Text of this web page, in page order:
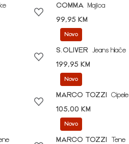
COMMA
Majica
99,95 KM
Novo
S.OLIVER
Jeans hlače
199,95 KM
Novo
MARCO TOZZI
Cipele
105,00 KM
Novo
MARCO TOZZI
Tene